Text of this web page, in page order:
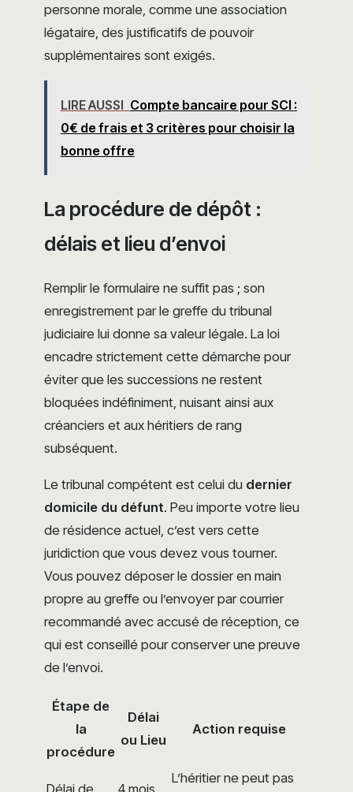
personne morale, comme une association
légataire, des justificatifs de pouvoir
supplémentaires sont exigés.
LIRE AUSSI Compte bancaire pour SCI :
0€ de frais et 3 critères pour choisir la
bonne offre
La procédure de dépôt :
délais et lieu d’envoi
Remplir le formulaire ne suffit pas ; son
enregistrement par le greffe du tribunal
judiciaire lui donne sa valeur légale. La loi
encadre strictement cette démarche pour
éviter que les successions ne restent
bloquées indéfiniment, nuisant ainsi aux
créanciers et aux héritiers de rang
subséquent.
Le tribunal compétent est celui du dernier
domicile du défunt. Peu importe votre lieu
de résidence actuel, c’est vers cette
juridiction que vous devez vous tourner.
Vous pouvez déposer le dossier en main
propre au greffe ou l’envoyer par courrier
recommandé avec accusé de réception, ce
qui est conseillé pour conserver une preuve
de l’envoi.
Étape de
la
procédure
Délai
ou Lieu
Action requise
Délai de
4 mois
L’héritier ne peut pas